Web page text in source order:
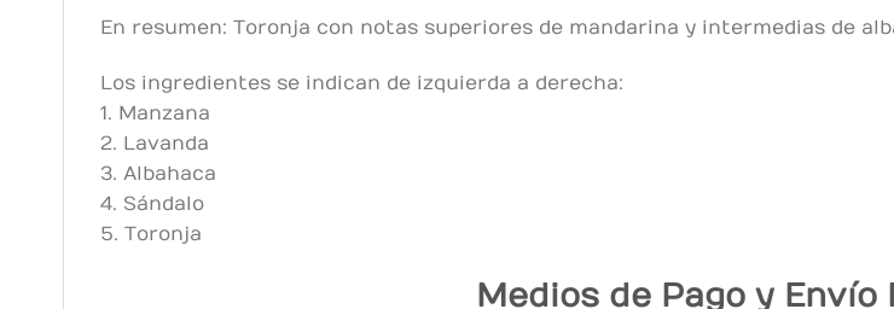
En resumen: Toronja con notas superiores de mandarina y intermedias de
Los ingredientes se indican de izquierda a derecha:
1. Manzana
2. Lavanda
3. Albahaca
4. Sándalo
5. Toronja
Medios de Pago y